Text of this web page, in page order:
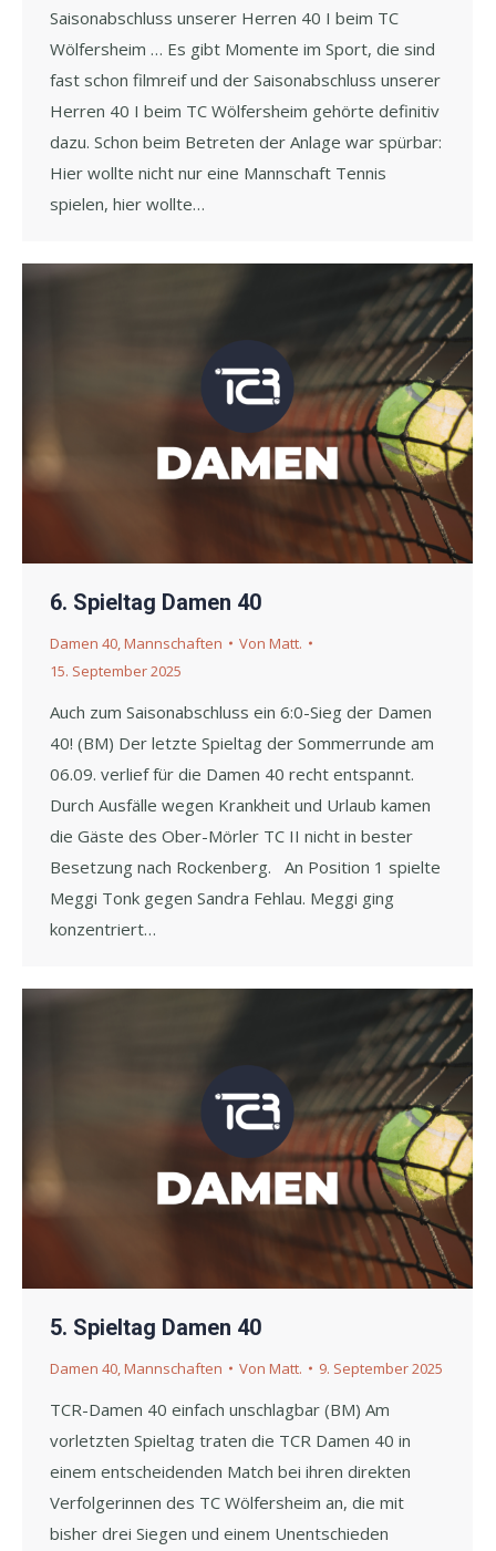
Saisonabschluss unserer Herren 40 I beim TC
Wölfersheim … Es gibt Momente im Sport, die sind
fast schon filmreif und der Saisonabschluss unserer
Herren 40 I beim TC Wölfersheim gehörte definitiv
dazu. Schon beim Betreten der Anlage war spürbar:
Hier wollte nicht nur eine Mannschaft Tennis
spielen, hier wollte…
6. Spieltag Damen 40
Damen 40,Mannschaften Von Matt.
15. September 2025
Auch zum Saisonabschluss ein 6:0-Sieg der Damen
40! (BM) Der letzte Spieltag der Sommerrunde am
06.09. verlief für die Damen 40 recht entspannt.
Durch Ausfälle wegen Krankheit und Urlaub kamen
die Gäste des Ober-Mörler TC II nicht in bester
Besetzung nach Rockenberg. An Position 1 spielte
Meggi Tonk gegen Sandra Fehlau. Meggi ging
konzentriert…
5. Spieltag Damen 40
Damen 40,Mannschaften Von Matt. 9. September 2025
TCR-Damen 40 einfach unschlagbar (BM) Am
vorletzten Spieltag traten die TCR Damen 40 in
einem entscheidenden Match bei ihren direkten
Verfolgerinnen des TC Wölfersheim an, die mit
bisher drei Siegen und einem Unentschieden